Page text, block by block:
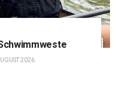
2026